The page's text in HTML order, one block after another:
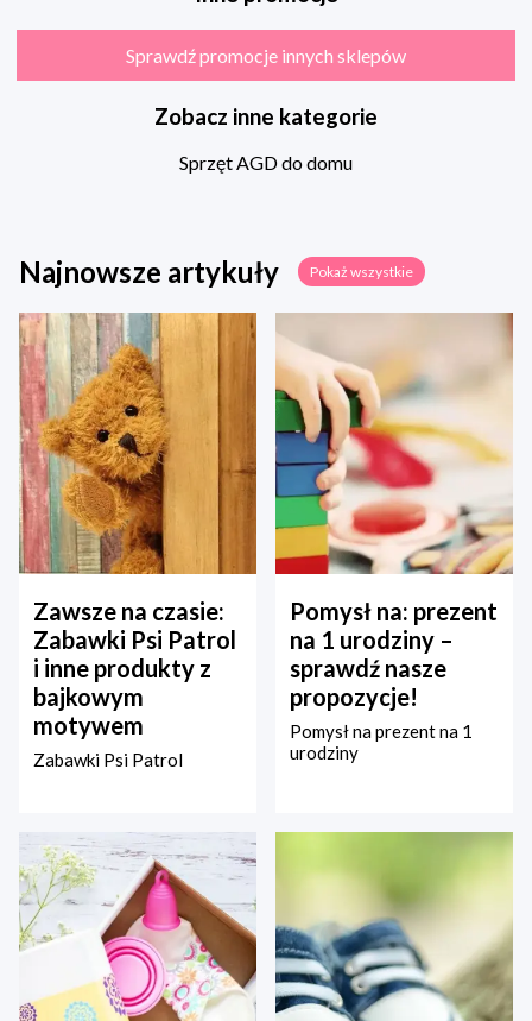
Sprawdź promocje innych sklepów
Zobacz inne kategorie
Sprzęt AGD do domu
Najnowsze artykuły Pokaż wszystkie
Zawsze na czasie:
Zabawki Psi Patrol
i inne produkty z
bajkowym
motywem
Zabawki Psi Patrol
Pomysł na: prezent
na 1 urodziny –
sprawdź nasze
propozycje!
Pomysł na prezent na 1
urodziny